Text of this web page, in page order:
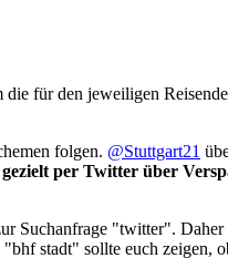
für den jeweiligen
folgen. @Stuttgart21
gezielt per Twitter über
Suchanfrage "twitter".
stadt" sollte euch zeigen,